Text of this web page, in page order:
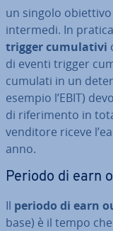
un singolo
intermedi. In
trigger cu­mu­la­ti­vi
di eventi trigger
cu­mu­la­ti in un
esempio l’EBIT)
di ri­fe­ri­men­to in
venditore riceve
anno.
Periodo di earn
Il periodo di earn
base) è il tempo